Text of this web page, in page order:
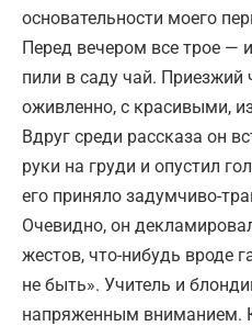
основательности моего
Перед вечером все трое —
пили в саду чай. Приезжий
оживленно, с красивыми,
Вдруг среди рассказа он
руки на груди и опустил
его приняло задумчиво-
Очевидно, он
жестов, что-нибудь вроде
не быть». Учитель и
напряженным вниманием.